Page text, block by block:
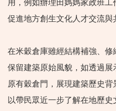
用，例如辦理田媽媽家政班工
促進地方創生文化人才交流與
在米穀倉庫雖經結構補強、
保留建築原始風貌，如透過
原有穀倉門，展現建築歷史
以帶民眾近一步了解在地歷